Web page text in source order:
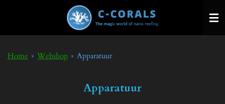
hoofdinhoud
Home » Webshop » Apparatuur
Apparatuur